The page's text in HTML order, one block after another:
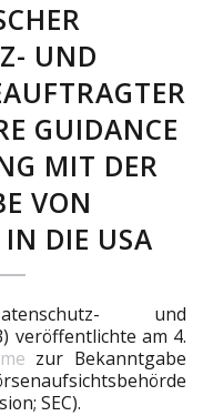
UND
GUIDANCE
MIT DER
VON
DIE USA
und
veröffentlichte am 4.
zur Bekanntgabe
SEC).